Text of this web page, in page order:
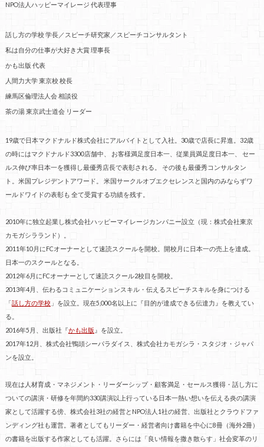
NPO法人ハッピーマイレージ 代表理事
話し方の学校 学長／スピーチ研究家／スピーチコンサルタント
私は自分の仕事が大好き大賞 理事長
かも出版 代表
人間力大学 東京校 校長
練馬区倫理法人会 相談役
茶の湯 東京武士道会 リーダー
19歳で日本マクドナルド株式会社にアルバイトとして入社。30歳で店長に昇進。32歳
の時にはマクドナルド3300店舗中、 お客様満足度日本一、従業員満足度日本一、 セー
ルス伸び率日本一を獲得し最優秀店長で表彰される。 その後も最優秀コンサルタン
ト。米国プレジデントアワード。 米国サークルオブエクセレンスと国内のみならずワ
ールドワイドの表彰も 全て受賞する功績を残す。
2010年に独立起業し株式会社ハッピーマイレージカンパニー設立（現：株式会社東京
カモガシラランド）。
2011年10月にFCオーナーとして速読スクールを開校。開校月に日本一の売上を達成。
日本一のスクールとなる。
2012年6月にFCオーナーとして速読スクール2校目を開校。
2013年4月、伝わるコミュニケーションスキル・伝えるスピーチスキルを身につける
「話し方の学校」を設立。現在5,000名以上に『目的が達成できる伝達力』を教えてい
る。
2016年5月、出版社『かも出版 』を設立。
2017年12月、株式会社鴨頭シーパラダイス、株式会社カモガシラ・スタジオ・ジャパ
ンを設立。
現在は人材育成・マネジメント・リーダーシップ・顧客満足・セールス獲得・話し方に
ついての講演・研修を年間約330講演以上行っている日本一熱い想いを伝える炎の講演
家として活躍する傍、株式会社3社の経営とNPO法人1社の経営、出版社とクラウドファ
ンディング社も運営。著者としてもリーダー・経営者向け書籍を中心に8冊（海外2冊）
の書籍を出版する作家としても活躍。さらには「良い情報を撒き散らす」社会変革のリ